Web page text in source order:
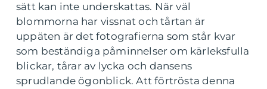
sätt kan inte underskattas. När väl
blommorna har vissnat och tårtan är
uppäten är det fotografierna som står kvar
som beständiga påminnelser om kärleksfulla
blickar, tårar av lycka och dansens
sprudlande ögonblick. Att förtrösta denna